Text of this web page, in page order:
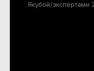
Якубой/экспертами